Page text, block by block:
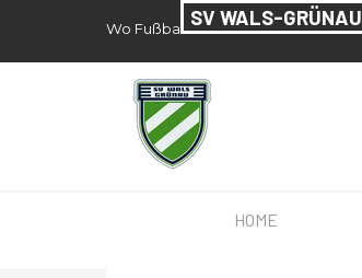
SV WALS-GRÜNAU
Wo Fußball seit 1957 zu Hause ist.
HOME